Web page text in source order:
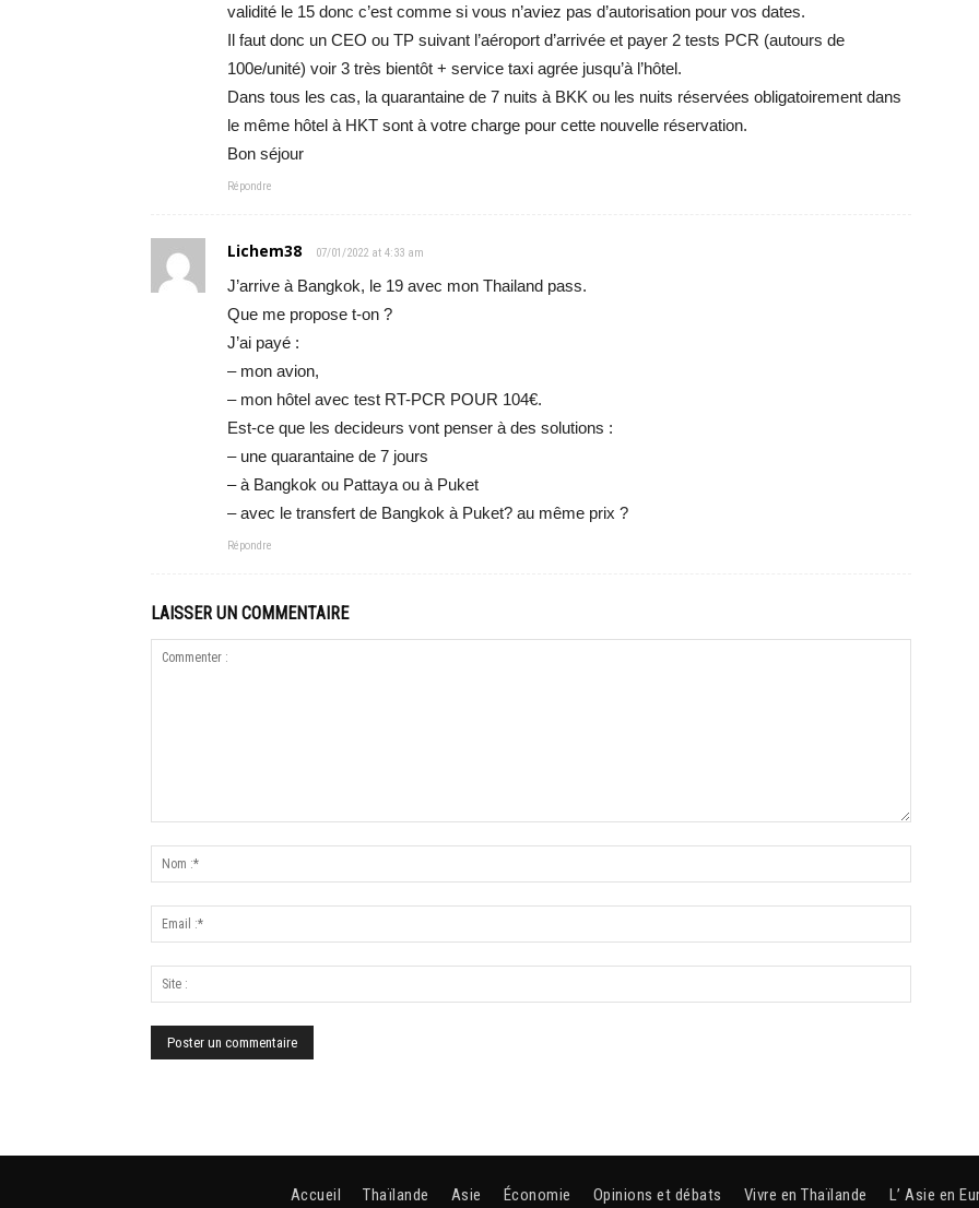
validité le 15 donc c’est comme si vous n’aviez pas d’autorisation pour vos dates.
Il faut donc un CEO ou TP suivant l’aéroport d’arrivée et payer 2 tests PCR (autours de
100e/unité) voir 3 très bientôt + service taxi agrée jusqu’à l’hôtel.
Dans tous les cas, la quarantaine de 7 nuits à BKK ou les nuits réservées obligatoirement dans
le même hôtel à HKT sont à votre charge pour cette nouvelle réservation.
Bon séjour
Répondre
Lichem38 07/01/2022 at 4:33 am
J’arrive à Bangkok, le 19 avec mon Thailand pass.
Que me propose t-on ?
J’ai payé :
– mon avion,
– mon hôtel avec test RT-PCR POUR 104€.
Est-ce que les decideurs vont penser à des solutions :
– une quarantaine de 7 jours
– à Bangkok ou Pattaya ou à Puket
– avec le transfert de Bangkok à Puket? au même prix ?
Répondre
LAISSER UN COMMENTAIRE
Accueil Thaïlande Asie Économie Opinions et débats Vivre en Thaïlande L’ Asie en